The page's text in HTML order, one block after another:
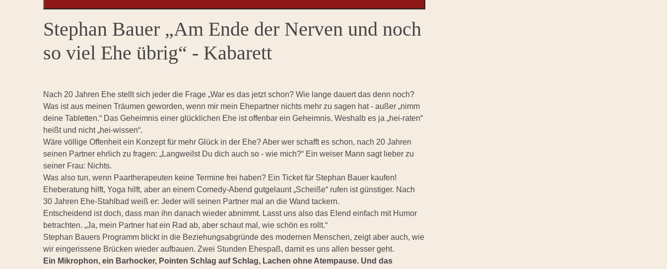
Stephan Bauer „Am Ende der Nerven und noch
so viel Ehe übrig“ - Kabarett
Nach 20 Jahren Ehe stellt sich jeder die Frage „War es das jetzt schon? Wie lange dauert das denn noch?
Was ist aus meinen Träumen geworden, wenn mir mein Ehepartner nichts mehr zu sagen hat - außer „nimm
deine Tabletten.“ Das Geheimnis einer glücklichen Ehe ist offenbar ein Geheimnis. Weshalb es ja „hei-raten“
heißt und nicht „hei-wissen“.
Wäre völlige Offenheit ein Konzept für mehr Glück in der Ehe? Aber wer schafft es schon, nach 20 Jahren
seinen Partner ehrlich zu fragen: „Langweilst Du dich auch so - wie mich?“ Ein weiser Mann sagt lieber zu
seiner Frau: Nichts.
Was also tun, wenn Paartherapeuten keine Termine frei haben? Ein Ticket für Stephan Bauer kaufen!
Eheberatung hilft, Yoga hilft, aber an einem Comedy-Abend gutgelaunt „Scheiße“ rufen ist günstiger. Nach
30 Jahren Ehe-Stahlbad weiß er: Jeder will seinen Partner mal an die Wand tackern.
Entscheidend ist doch, dass man ihn danach wieder abnimmt. Lasst uns also das Elend einfach mit Humor
betrachten. „Ja, mein Partner hat ein Rad ab, aber schaut mal, wie schön es rollt.“
Stephan Bauers Programm blickt in die Beziehungsabgründe des modernen Menschen, zeigt aber auch, wie
wir eingerissene Brücken wieder aufbauen. Zwei Stunden Ehespaß, damit es uns allen besser geht.
Ein Mikrophon, ein Barhocker, Pointen Schlag auf Schlag, Lachen ohne Atempause. Und das